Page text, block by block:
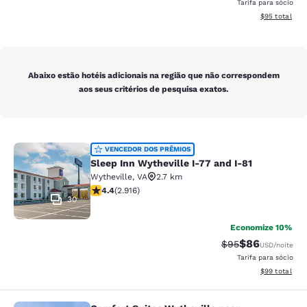
Tarifa para sócio
Exibir
$95 total
Abaixo estão hotéis adicionais na região que não correspondem
aos seus critérios de pesquisa exatos.
Sleep Inn Wytheville I-77 and I-81
30
VENCEDOR DOS PRÊMIOS
Sleep Inn Wytheville I-77 and I-81
Wytheville, VA
2.7 km
classificação 4.42 estrelas. Excelente. 2916 avaliações
4.4(2.916)
Economize 10%
Tarifa anterior
$95Tarifa com
$86USD/noite
Tarifa para sócio
Exibir
$99 total